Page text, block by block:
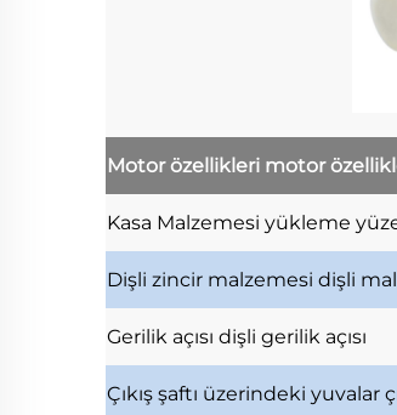
Motor özellikleri motor
Kasa Malzemesi yükleme
Dişli zincir malzemesi dişli
Gerilik açısı dişli gerilik açısı
Çıkış şaftı üzerindeki yuvalar